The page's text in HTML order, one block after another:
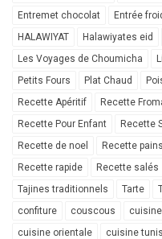
Entremet chocolat
Entrée
HALAWIYAT
Halawiyates eid
Les Voyages de Choumicha
Petits Fours
Plat Chaud
Recette Apéritif
Recette
Recette Pour Enfant
Recette
Recette de noel
Recette pains
Recette rapide
Recette salés
Tajines traditionnels
Tarte
confiture
couscous
cuisine orientale
cuisine